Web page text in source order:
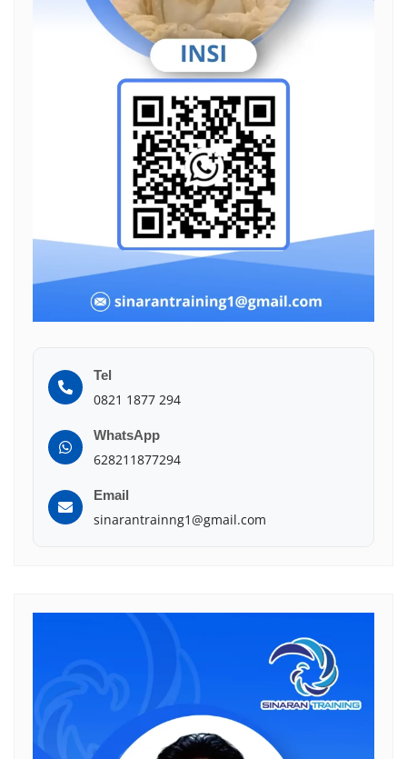
Tel
0821 1877 294
WhatsApp
628211877294
Email
sinarantrainng1@gmail.com